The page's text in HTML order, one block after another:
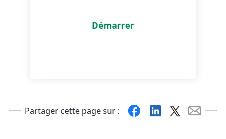
Partager cette page sur : FacebookLinkedin Mail